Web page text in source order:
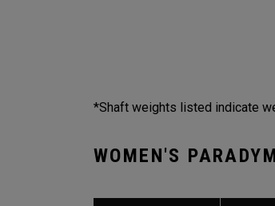
*Shaft weights listed indicate
WOMEN'S